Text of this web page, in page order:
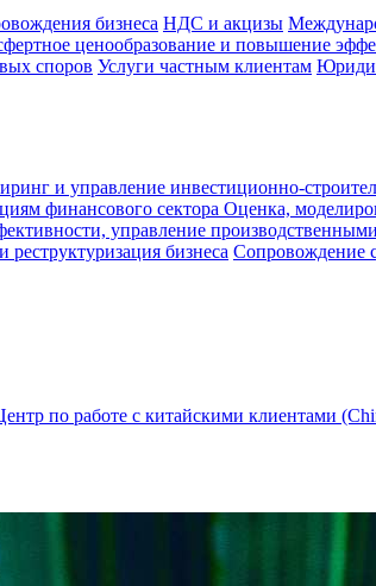
бизнеса НДС и акцизы
ценообразование и повышение
споров Услуги частным клиентам
и управление инвестиционно-
финансового сектора Оценка,
управление
бизнеса Сопровождение
по работе с китайскими клиентами